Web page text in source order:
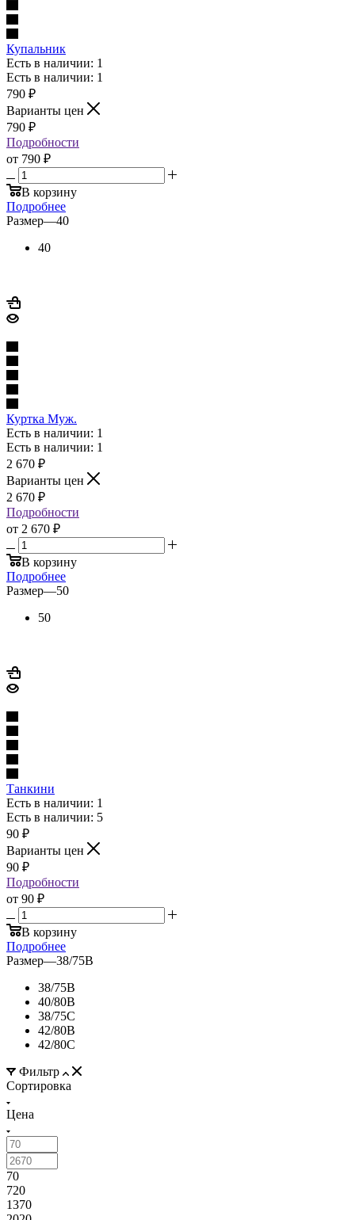
Купальник
Есть в наличии: 1
Есть в наличии: 1
790 ₽
Варианты цен
790 ₽
Подробности
от 790 ₽
В корзину
Подробнее
Размер—40
40
Куртка Муж.
Есть в наличии: 1
Есть в наличии: 1
2 670 ₽
Варианты цен
2 670 ₽
Подробности
от 2 670 ₽
В корзину
Подробнее
Размер—50
50
Танкини
Есть в наличии: 1
Есть в наличии: 5
90 ₽
Варианты цен
90 ₽
Подробности
от 90 ₽
В корзину
Подробнее
Размер—38/75B
38/75B
40/80B
38/75C
42/80B
42/80C
Фильтр
Сортировка
Цена
70
720
1370